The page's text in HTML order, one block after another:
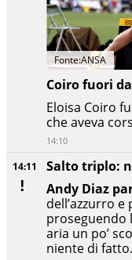
14:11
Salto triplo:
Andy Diaz
dell’azzurro
proseguendo
aria un po’
niente di fatto.
Fonte:ANSA
Coiro fuori
Eloisa Coiro
che aveva
14:10